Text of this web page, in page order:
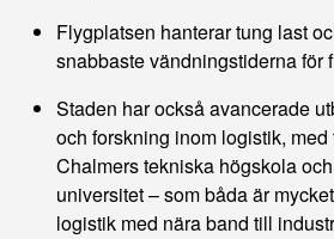
Flygplatsen hanterar tung last
snabbaste vändningstiderna för
Staden har också avancerade
och forskning inom logistik,
Chalmers tekniska högskola
universitet – som båda är
logistik med nära band till